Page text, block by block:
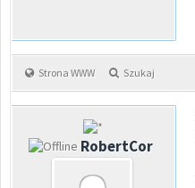
Strona WWW Szukaj
RobertCor